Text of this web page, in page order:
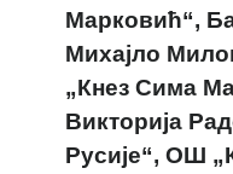
Марковић“,
Михајло
„Кнез Сима
Викторија
Русије“, ОШ